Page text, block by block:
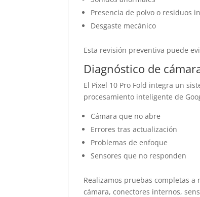
Presencia de polvo o residuos
Desgaste mecánico
Esta revisión preventiva puede
Diagnóstico de
El Pixel 10 Pro Fold integra un
procesamiento inteligente de
Cámara que no abre
Errores tras actualización
Problemas de enfoque
Sensores que no responden
Realizamos pruebas completas
cámara, conectores internos,